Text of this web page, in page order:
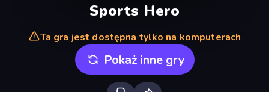
Sports Hero
Ta gra jest dostępna tylko na komputerach
Pokaż inne gry